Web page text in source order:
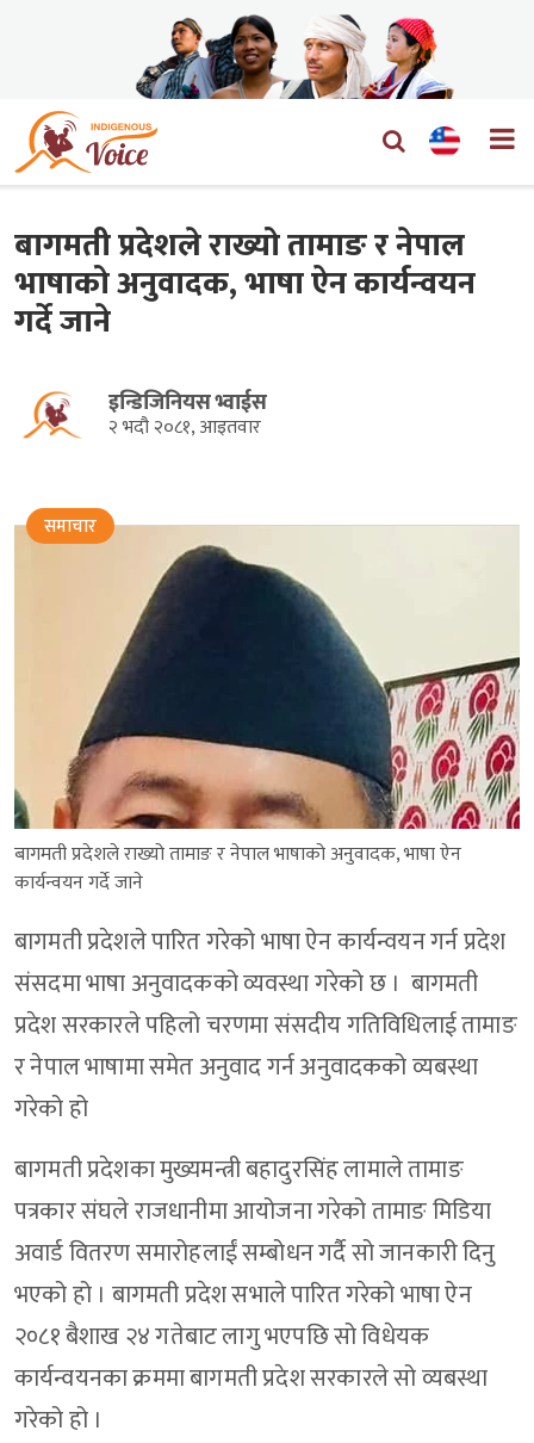
बागमती प्रदेशले राख्यो तामाङ र नेपाल
भाषाको अनुवादक, भाषा ऐन कार्यन्वयन
गर्दे जाने
इन्डिजिनियस भ्वाईस
२ भदौ २०८१, आइतवार
समाचार
बागमती प्रदेशले राख्यो तामाङ र नेपाल भाषाको अनुवादक, भाषा ऐन
कार्यन्वयन गर्दे जाने
बागमती प्रदेशले पारित गरेको भाषा ऐन कार्यन्वयन गर्न प्रदेश
संसदमा भाषा अनुवादकको व्यवस्था गरेको छ । बागमती
प्रदेश सरकारले पहिलो चरणमा संसदीय गतिविधिलाई तामाङ
र नेपाल भाषामा समेत अनुवाद गर्न अनुवादकको व्यबस्था
गरेको हो
बागमती प्रदेशका मुख्यमन्त्री बहादुरसिंह लामाले तामाङ
पत्रकार संघले राजधानीमा आयोजना गरेको तामाङ मिडिया
अवार्ड वितरण समारोहलाईं सम्बोधन गर्दै सो जानकारी दिनु
भएको हो । बागमती प्रदेश सभाले पारित गरेको भाषा ऐन
२०८१ बैशाख २४ गतेबाट लागु भएपछि सो विधेयक
कार्यन्वयनका क्रममा बागमती प्रदेश सरकारले सो व्यबस्था
गरेको हो ।